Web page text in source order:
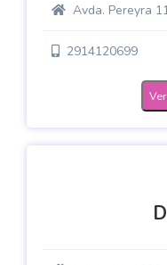
Avda. Pereyra
2914120699